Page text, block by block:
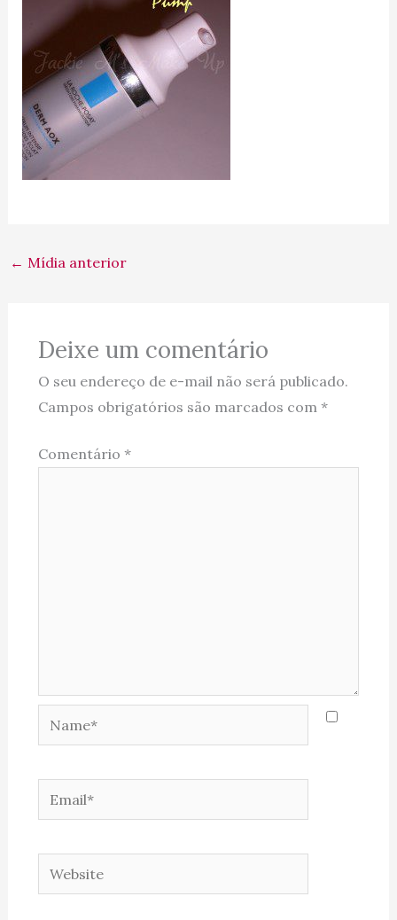
← Mídia anterior
Deixe um comentário
O seu endereço de e-mail não será publicado.
Campos obrigatórios são marcados com *
Comentário *
Name*
Email*
Website